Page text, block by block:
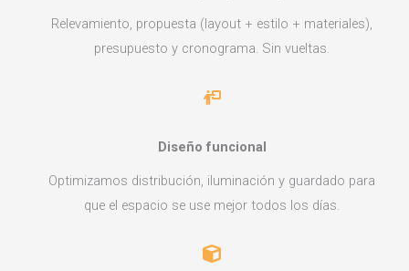
Relevamiento, propuesta (layout + estilo + materiales),
presupuesto y cronograma. Sin vueltas.
Diseño funcional
Optimizamos distribución, iluminación y guardado para
que el espacio se use mejor todos los días.